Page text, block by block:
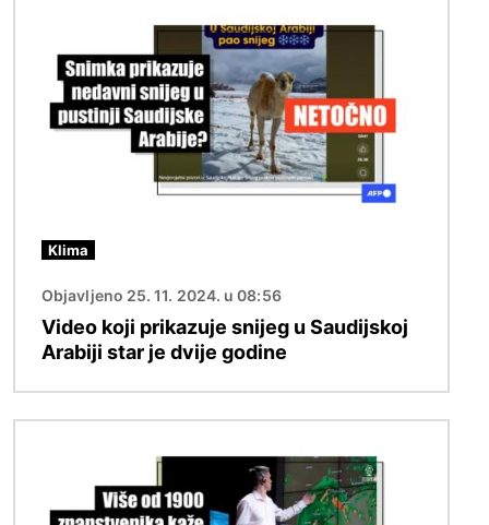
Klima
Objavljeno 25. 11. 2024. u 08:56
Video koji prikazuje snijeg u Saudijskoj
Arabiji star je dvije godine